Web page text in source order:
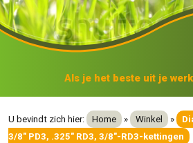
Als je het beste uit je
U bevindt zich hier: Home » Winkel »
3/8" PD3, .325" RD3, 3/8"-RD3-kettingen